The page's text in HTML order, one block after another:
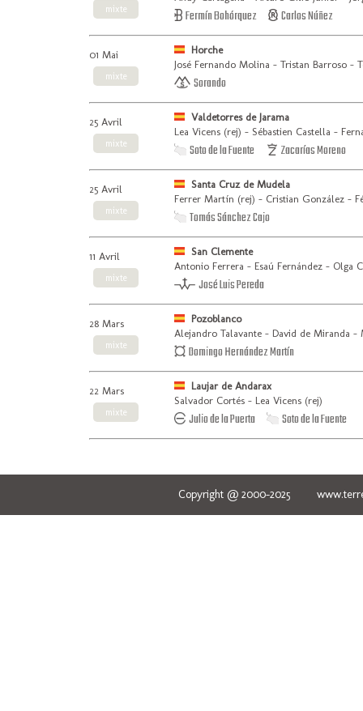
mixte Fermín Bohórquez Carlos Núñez
01 Mai
mixte
Horche
José Fernando Molina - Tristan Barroso -
Sorando
25 Avril
mixte
Valdetorres de Jarama
Lea Vicens (rej) - Sébastien Castella -
Soto de la Fuente Zacarías Moreno
25 Avril
mixte
Santa Cruz de Mudela
Ferrer Martín (rej) - Cristian González -
Tomás Sánchez Cajo
11 Avril
mixte
San Clemente
Antonio Ferrera - Esaú Fernández - Olga
José Luis Pereda
28 Mars
mixte
Pozoblanco
Alejandro Talavante - David de Miranda -
Domingo Hernández Martín
22 Mars
mixte
Laujar de Andarax
Salvador Cortés - Lea Vicens (rej)
Julio de la Puerta Soto de la Fuente
Copyright @ 2000-2025